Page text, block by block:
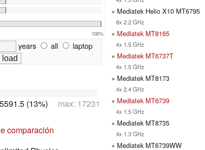
100%
years all
laptop
(13%) max: 17231
comparación
» Mediatek Helio X10 MT6795
8x 2.2 GHz
» Mediatek MT8165
4x 1.5 GHz
» Mediatek MT6737T
4x 1.5 GHz
» Mediatek MT8173
4x 2.4 GHz
» Mediatek MT6739
4x 1.5 GHz
» Mediatek MT8735
4x 1.3 GHz
» Mediatek MT6739WW